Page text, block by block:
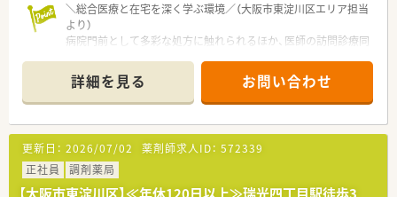
＼総合医療と在宅を深く学ぶ環境／（大阪市東淀川区エリア担当
より）
病院門前として多彩な処方に触れられるほか、医師の訪問診療同
プが叶います。
＊------------------------------------------
【店舗情報と応需状況について】
■阪急京都本線の崇禅寺駅から歩いてすぐという抜群の駅チカ
立地にあり、悪天候の日でも毎日の通勤にかかるストレスが非常
に少ないです。
■地域を代表する淀川キリスト教病院の門前に構えており、多岐
にわたる高度な総合科目の処方箋を1日あたり約50枚応需して
詳細を見る お問い合わせ
更新日： 2026/07/02 薬剤師求人ID： 572339
正社員
調剤薬局